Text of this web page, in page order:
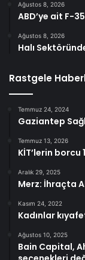
Ağustos 8, 2026
ABD’ye ait F-
Ağustos 8, 2026
Halı
Rastgele
Temmuz 24, 2024
Gaziantep
Temmuz 13, 2026
KİT’lerin
Aralık 29, 2025
Merz: İhraçta
Kasım 24, 2022
Kadınlar
Ağustos 10, 2025
Bain Capital,